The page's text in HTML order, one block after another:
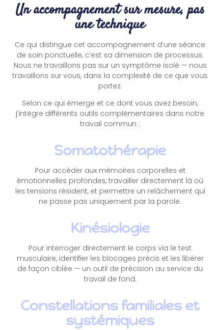
Un accompagnement sur mesure, pas
une technique
Ce qui distingue cet accompagnement d’une séance
de soin ponctuelle, c’est sa dimension de processus.
Nous ne travaillons pas sur un symptôme isolé — nous
travaillons sur vous, dans la complexité de ce que vous
portez.
Selon ce qui émerge et ce dont vous avez besoin,
j’intègre différents outils complémentaires dans notre
travail commun :
Somatothérapie
Pour accéder aux mémoires corporelles et
émotionnelles profondes, travailler directement là où
les tensions résident, et permettre un relâchement qui
ne passe pas uniquement par la parole.
Kinésiologie
Pour interroger directement le corps via le test
musculaire, identifier les blocages précis et les libérer
de façon ciblée — un outil de précision au service du
travail de fond.
Constellations familiales et
systémiques